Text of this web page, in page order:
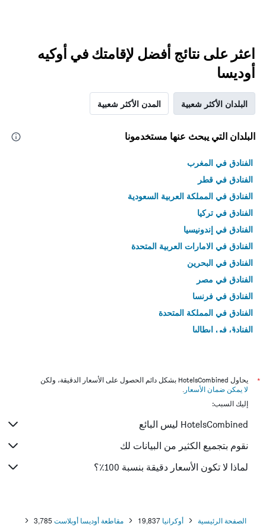
اعثر على نتائج أفضل لإقامتك في أوكيه
أوديسا
البلدان الأكثر شعبية المدن الأكثر شعبية
البلدان التي يبحث عنها مستخدمونا
الفنادق في المغرب
الفنادق في قطر
الفنادق في المملكة العربية السعودية
الفنادق في تركيا
الفنادق في إندونيسيا
الفنادق في الامارات العربية المتحدة
الفنادق في البحرين
الفنادق في مصر
الفنادق في فرنسا
الفنادق في المملكة المتحدة
الفنادق في إيطاليا
*
يحاول HotelsCombined بشكل دائم الحصول على الأسعار الدقيقة، ولكن
لا يمكن ضمان الأسعار .
إليك السبب:
HotelsCombined ليس البائع
نقوم بتجميع الكثير من البيانات لك
لماذا لا تكون الأسعار دقيقة بنسبة 100٪؟
الصفحة الرئيسية أوكرانيا 19,837 مقاطعة أوديسا أوبلاست 3,785